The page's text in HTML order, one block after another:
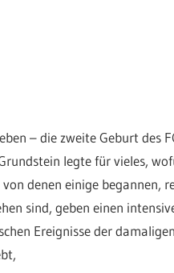
– die zweite Geburt des
legte für vieles,
denen einige begannen,
sind, geben einen
Ereignisse der